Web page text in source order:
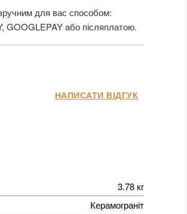
для вас способом:
GOOGLEPAY або післяплатою.
НАПИСАТИ ВІДГУК
3.78 кг
Керамограніт